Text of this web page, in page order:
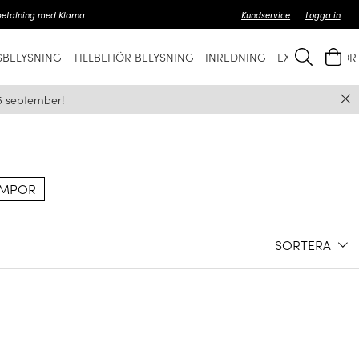
med Klarna Kundservice Logga in
TILLBEHÖR BELYSNING INREDNING EXKLUSIVT
september!
SORTERA